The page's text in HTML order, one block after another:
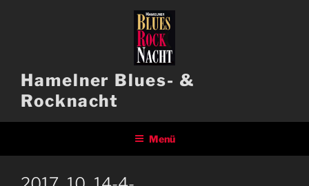
Hamelner Blues- &
Rocknacht
Menü